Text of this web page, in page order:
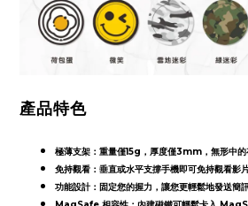
產品特色
極薄支架：重量僅15g，厚度僅3mm，無形中的
免持觀看：垂直或水平支撐手機即可免持觀看影片
功能設計：固定您的握力，讓您更輕鬆地發送簡